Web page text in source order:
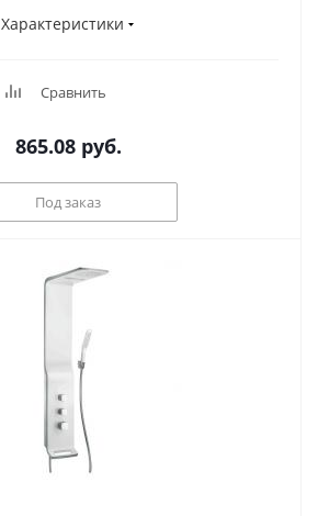
Характеристики
Сравнить
865.08 руб.
Под заказ